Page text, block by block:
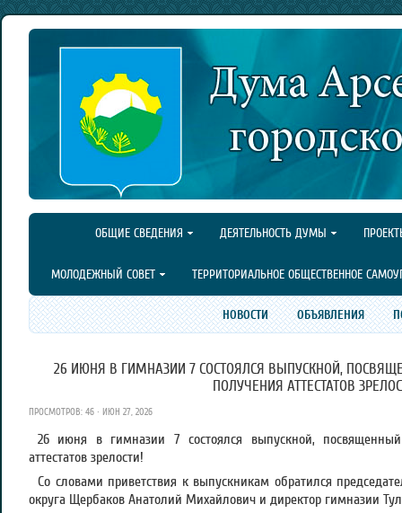
ОБЩИЕ СВЕДЕНИЯ ДЕЯТЕЛЬНОСТЬ ДУМЫ
МОЛОДЕЖНЫЙ СОВЕТ ТЕРРИТОРИАЛЬНОЕ ОБЩЕСТВЕННОЕ
НОВОСТИ ОБЪЯВЛЕНИЯ
26 ИЮНЯ В ГИМНАЗИИ 7 СОСТОЯЛСЯ ВЫПУСКНОЙ,
ПОЛУЧЕНИЯ АТТЕСТАТОВ
ПРОСМОТРОВ: 46 · ИЮН 27, 2026
26 июня в гимназии 7 состоялся выпускной,
аттестатов зрелости!
Со словами приветствия к выпускникам обратился
округа Щербаков Анатолий Михайлович и директор гимназии